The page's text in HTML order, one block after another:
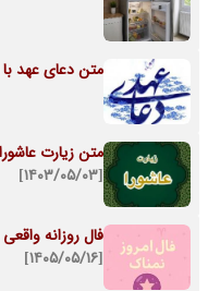
متن دعای عهد
متن زیارت
[۱۴۰۳/۰۵/۰۳]
فال روزانه واقعی شنبه ۱۷ مرداد ۱۴۰۵ |
[۱۴۰۵/۰۵/۱۶]